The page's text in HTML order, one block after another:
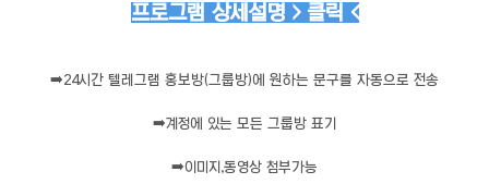
프로그램 상세설명 > 클릭 <
➡️24시간 텔레그램 홍보방(그룹방)에 원하는 문구를 자동으로 전송
➡️계정에 있는 모든 그룹방 표기
➡️이미지,동영상 첨부가능